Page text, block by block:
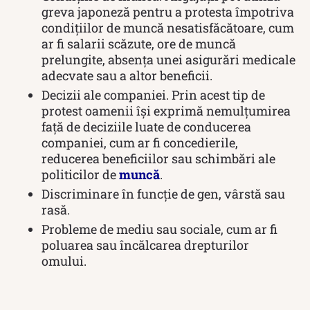
greva japoneză pentru a protesta împotriva
condițiilor de muncă nesatisfăcătoare, cum
ar fi salarii scăzute, ore de muncă
prelungite, absența unei asigurări medicale
adecvate sau a altor beneficii.
Decizii ale companiei. Prin acest tip de
protest oamenii își exprimă nemulțumirea
față de deciziile luate de conducerea
companiei, cum ar fi concedierile,
reducerea beneficiilor sau schimbări ale
politicilor demuncă.
Discriminare în funcție de gen, vârstă sau
rasă.
Probleme de mediu sau sociale, cum ar fi
poluarea sau încălcarea drepturilor
omului.